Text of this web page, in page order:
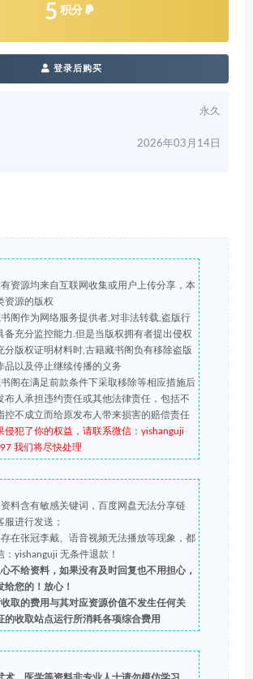
5 积分
登录后购买
永久
2026年03月14日
有资源均来自互联网收集或用户上传分享，本
资源的版权
书阁作为网络服务提供者,对非法转载,盗版行
备充分监控能力.但是当版权拥有者提出侵权
分版权证明材料时,古籍藏书阁负有移除盗版
品以及停止继续传播的义务
书阁在满足前款条件下采取移除等相应措施后
布人承担违约责任或其他法律责任，包括不
控不成立而给原发布人带来损害的赔偿责任
侵犯了你的权益，请联系微信：yishanguji
我们将尽快处理
资料含有敏感关键词，百度网盘无法分享链
服进行发送；
存在张冠李戴、语音视频无法播放等现象，都
：yishanguji 无条件退款！
不给资料，如果没有及时回复也不用担心，
给您的！放心！
取的费用与其对应资源价值不发生任何关
的收取站点运行所消耗各项综合费用